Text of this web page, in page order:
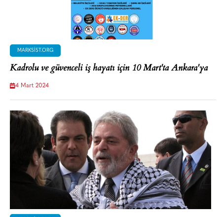
MARKSIST.ORG
Kadrolu ve güvenceli iş hayatı için 10 Mart'ta Ankara'ya
4 Mart 2024